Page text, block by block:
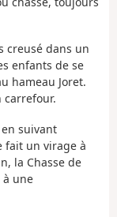
creusé dans un
enfants de se
hameau Joret.
carrefour.
suivant
fait un virage à
la Chasse de
à une